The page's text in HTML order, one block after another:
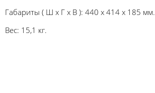
Габариты ( Ш х Г х В ): 440 x 414 x 185 мм.
Вес: 15,1 кг.